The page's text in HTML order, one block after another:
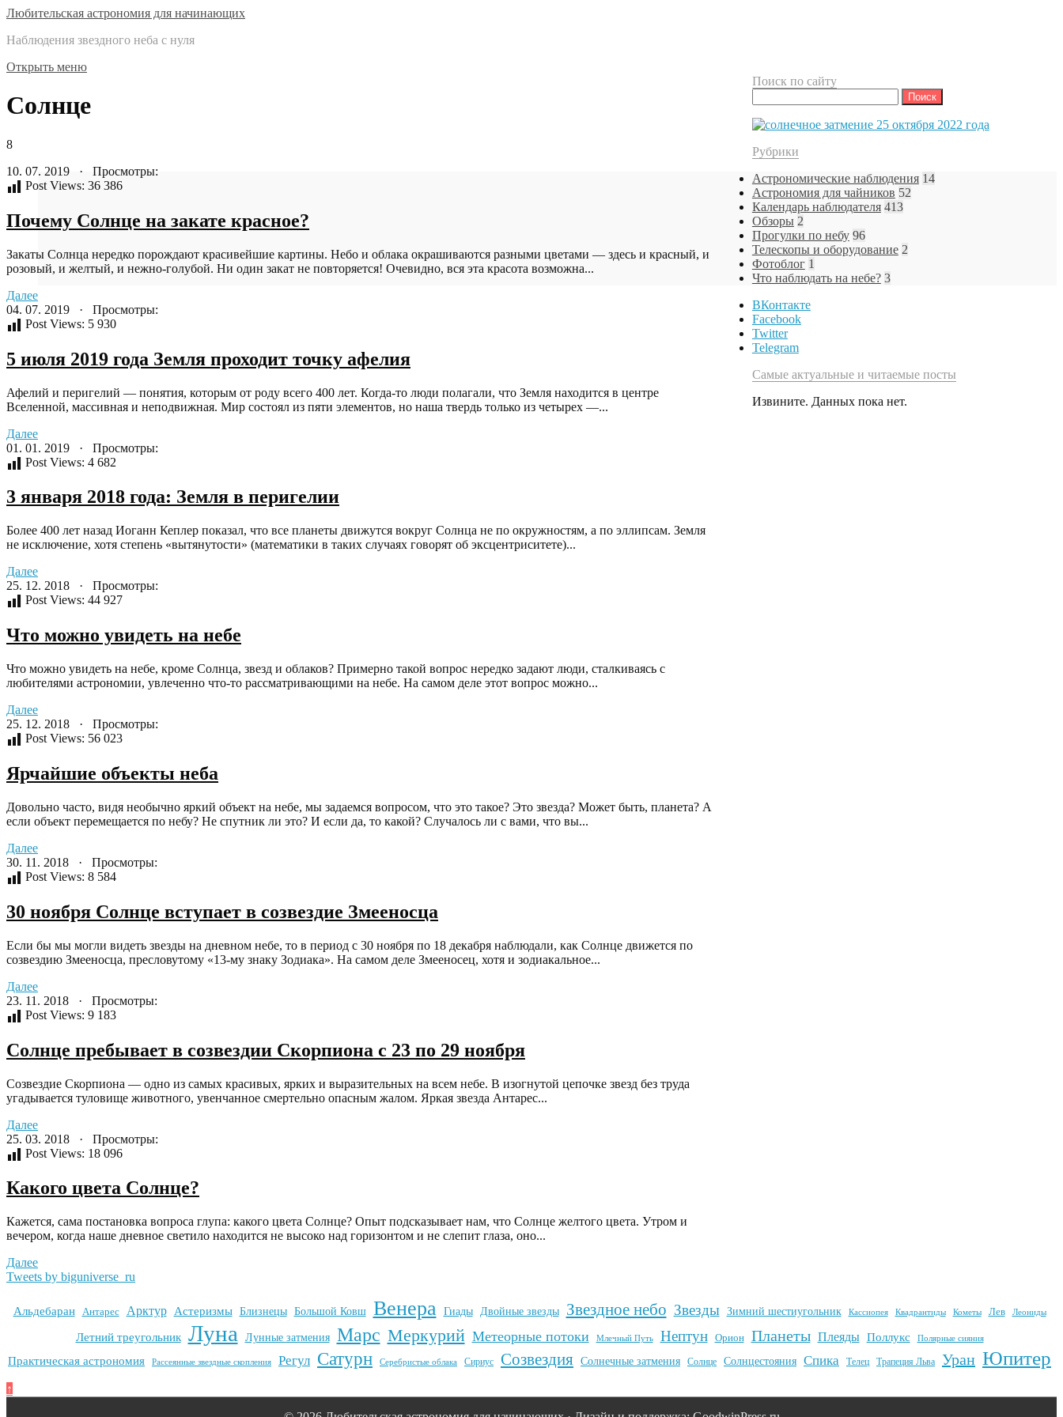
Любительская астрономия для начинающих
Наблюдения звездного неба с нуля
Открыть меню
Солнце
8
10. 07. 2019 · Просмотры:
Post Views: 36 386
Почему Солнце на закате красное?
Закаты Солнца нередко порождают красивейшие картины. Небо и облака окрашиваются разными цветами — здесь и красный, и
розовый, и желтый, и нежно-голубой. Ни один закат не повторяется! Очевидно, вся эта красота возможна...
Далее
04. 07. 2019 · Просмотры:
Post Views: 5 930
5 июля 2019 года Земля проходит точку афелия
Афелий и перигелий — понятия, которым от роду всего 400 лет. Когда-то люди полагали, что Земля находится в центре
Вселенной, массивная и неподвижная. Мир состоял из пяти элементов, но наша твердь только из четырех —...
Далее
01. 01. 2019 · Просмотры:
Post Views: 4 682
3 января 2018 года: Земля в перигелии
Более 400 лет назад Иоганн Кеплер показал, что все планеты движутся вокруг Солнца не по окружностям, а по эллипсам. Земля
не исключение, хотя степень «вытянутости» (математики в таких случаях говорят об эксцентриситете)...
Далее
25. 12. 2018 · Просмотры:
Post Views: 44 927
Что можно увидеть на небе
Что можно увидеть на небе, кроме Солнца, звезд и облаков? Примерно такой вопрос нередко задают люди, сталкиваясь с
любителями астрономии, увлеченно что-то рассматривающими на небе. На самом деле этот вопрос можно...
Далее
25. 12. 2018 · Просмотры:
Post Views: 56 023
Ярчайшие объекты неба
Довольно часто, видя необычно яркий объект на небе, мы задаемся вопросом, что это такое? Это звезда? Может быть, планета? А
если объект перемещается по небу? Не спутник ли это? И если да, то какой? Случалось ли с вами, что вы...
Далее
30. 11. 2018 · Просмотры:
Post Views: 8 584
30 ноября Солнце вступает в созвездие Змееносца
Если бы мы могли видеть звезды на дневном небе, то в период с 30 ноября по 18 декабря наблюдали, как Солнце движется по
созвездию Змееносца, пресловутому «13-му знаку Зодиака». На самом деле Змееносец, хотя и зодиакальное...
Далее
23. 11. 2018 · Просмотры:
Post Views: 9 183
Солнце пребывает в созвездии Скорпиона с 23 по 29 ноября
Созвездие Скорпиона — одно из самых красивых, ярких и выразительных на всем небе. В изогнутой цепочке звезд без труда
угадывается туловище животного, увенчанное смертельно опасным жалом. Яркая звезда Антарес...
Далее
25. 03. 2018 · Просмотры:
Post Views: 18 096
Какого цвета Солнце?
Кажется, сама постановка вопроса глупа: какого цвета Солнце? Опыт подсказывает нам, что Солнце желтого цвета. Утром и
вечером, когда наше дневное светило находится не высоко над горизонтом и не слепит глаза, оно...
Далее
Поиск по сайту
Рубрики
Астрономические наблюдения 14
Астрономия для чайников 52
Календарь наблюдателя 413
Обзоры 2
Прогулки по небу 96
Телескопы и оборудование 2
Фотоблог 1
Что наблюдать на небе? 3
ВКонтакте
Facebook
Twitter
Telegram
Самые актуальные и читаемые посты
Извините. Данных пока нет.
Tweets by biguniverse_ru
Альдебаран Антарес Арктур Астеризмы Близнецы Большой Ковш Венера Гиады Двойные звезды Звездное небо Звезды Зимний шестиугольник Кассиопея Квадрантиды Кометы Лев Леониды
Летний треугольник Луна Лунные затмения Марс Меркурий Метеорные потоки Млечный Путь Нептун Орион Планеты Плеяды Поллукс Полярные сияния
Практическая астрономия Рассеянные звездные скопления Регул Сатурн Серебристые облака Сириус Созвездия Солнечные затмения Солнце Солнцестояния Спика Телец Трапеция Льва Уран Юпитер
↑